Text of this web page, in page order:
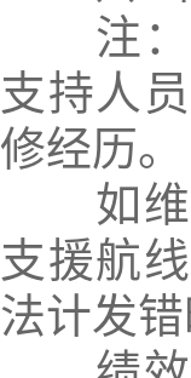
注：
支持人
修经历。
如维
支援航
法计发